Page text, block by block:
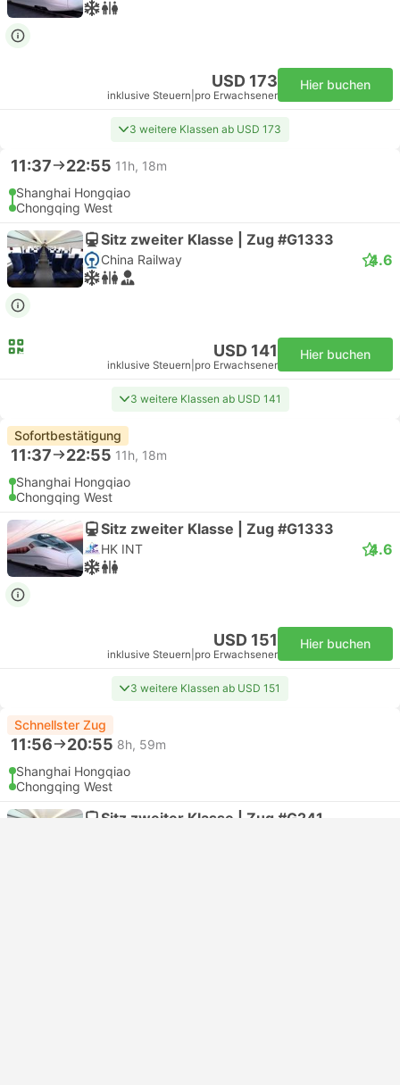
USD 173
inklusive Steuern pro Erwachsener
Hier buchen
3 weitere Klassen ab USD 173
11:37 22:55 11h, 18m
Shanghai Hongqiao
Chongqing West
Sitz zweiter Klasse | Zug #G1333
China Railway 4.6
USD 141
inklusive Steuern pro Erwachsener
Hier buchen
3 weitere Klassen ab USD 141
Sofortbestätigung
11:37 22:55 11h, 18m
Shanghai Hongqiao
Chongqing West
Sitz zweiter Klasse | Zug #G1333
HK INT 4.6
USD 151
inklusive Steuern pro Erwachsener
Hier buchen
3 weitere Klassen ab USD 151
Schnellster Zug
11:56 20:55 8h, 59m
Shanghai Hongqiao
Chongqing West
Sitz zweiter Klasse | Zug #G241